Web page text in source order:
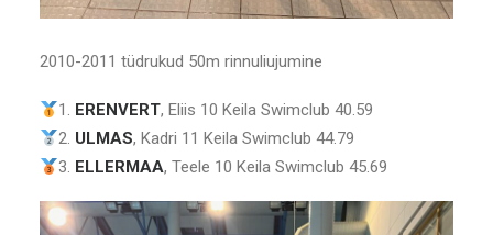
2010-2011 tüdrukud 50m rinnuliujumine
1. ERENVERT, Eliis 10 Keila Swimclub 40.59
2. ULMAS, Kadri 11 Keila Swimclub 44.79
3. ELLERMAA, Teele 10 Keila Swimclub 45.69